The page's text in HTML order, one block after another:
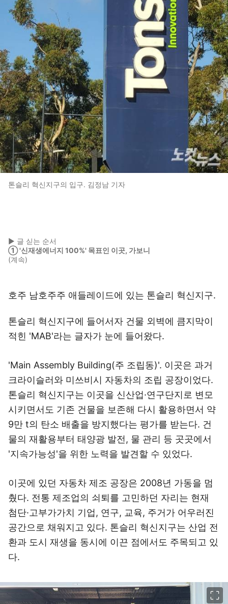
톤슬리 혁신지구의 입구. 김정남 기자
▶ 글 싣는 순서
① '신재생에너지 100%' 목표인 이곳, 가보니
(계속)
호주 남호주주 애들레이드에 있는 톤슬리 혁신지구.
톤슬리 혁신지구에 들어서자 건물 외벽에 큼지막이
적힌 'MAB'라는 글자가 눈에 들어왔다.
'Main Assembly Building(주 조립동)'. 이곳은 과거
크라이슬러와 미쓰비시 자동차의 조립 공장이었다.
톤슬리 혁신지구는 이곳을 신산업·연구단지로 변모
시키면서도 기존 건물을 보존해 다시 활용하면서 약
9만 t의 탄소 배출을 방지했다는 평가를 받는다. 건
물의 재활용부터 태양광 발전, 물 관리 등 곳곳에서
'지속가능성'을 위한 노력을 발견할 수 있었다.
이곳에 있던 자동차 제조 공장은 2008년 가동을 멈
췄다. 전통 제조업의 쇠퇴를 고민하던 자리는 현재
첨단·고부가가치 기업, 연구, 교육, 주거가 어우러진
공간으로 채워지고 있다. 톤슬리 혁신지구는 산업 전
환과 도시 재생을 동시에 이끈 점에서도 주목되고 있
다.